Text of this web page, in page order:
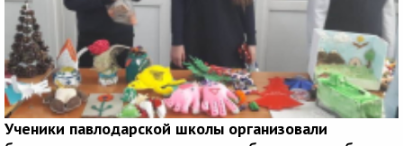
Ученики павлодарской школы организовали